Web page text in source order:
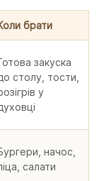
брати
закуска
столу, тости,
у
начос,
салати